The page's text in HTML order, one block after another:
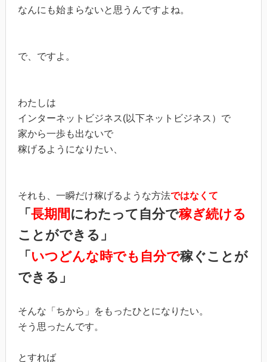
なんにも始まらないと思うんですよね。
で、ですよ。
わたしは
インターネットビジネス(以下ネットビジネス）で
家から一歩も出ないで
稼げるようになりたい、
それも、一瞬だけ稼げるような方法ではなくて
「 長期間 にわたって自分で稼ぎ続ける
ことができる」
「 いつどんな時でも自分で稼ぐことが
できる」
そんな「ちから」をもったひとになりたい。
そう思ったんです。
とすれば